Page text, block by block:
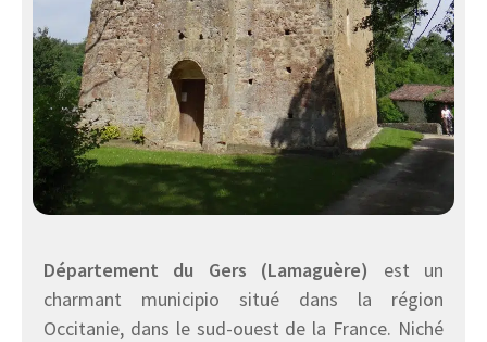
Département du Gers (Lamaguère) est un
charmant municipio situé dans la région
Occitanie, dans le sud-ouest de la France. Niché